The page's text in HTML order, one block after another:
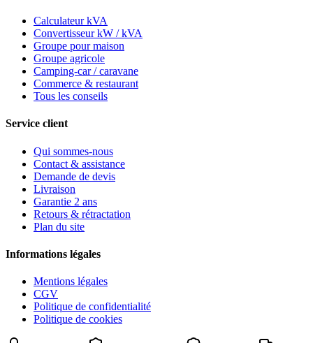
Calculateur kVA
Convertisseur kW / kVA
Groupe pour maison
Groupe agricole
Camping-car / caravane
Commerce & restaurant
Tous les conseils
Service client
Qui sommes-nous
Contact & assistance
Demande de devis
Livraison
Garantie 2 ans
Retours & rétractation
Plan du site
Informations légales
Mentions légales
CGV
Politique de confidentialité
Politique de cookies